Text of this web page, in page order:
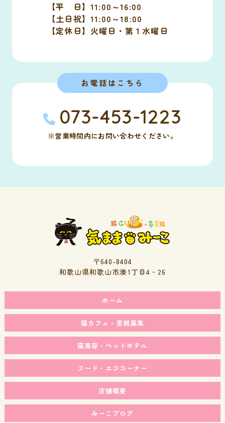
【平 日】11:00～16:00
【土日祝】11:00～18:00
【定休日】火曜日・第１水曜日
お電話はこちら
073-453-1223
※営業時間内にお問い合わせください。
〒640-8404
和歌山県和歌山市湊1丁目4‐26
ホーム
猫カフェ・里親募集
猫美容・ペットホテル
フード・エココーナー
店舗概要
みーこブログ